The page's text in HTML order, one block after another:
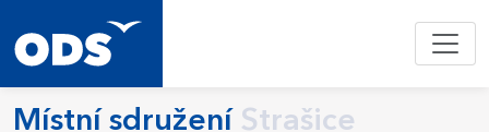
Místní sdružení Strašice